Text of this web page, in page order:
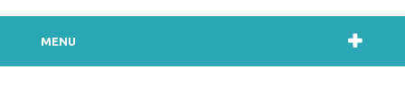
MENU